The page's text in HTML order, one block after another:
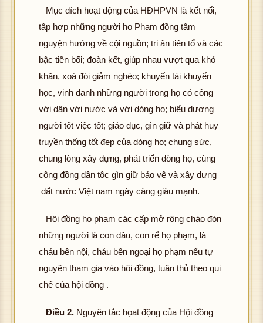
Mục đích hoạt động của HĐHPVN là kết nối,
tập hợp những người họ Phạm đồng tâm
nguyện hướng về cội nguồn; tri ân tiên tổ và các
bậc tiền bối; đoàn kết, giúp nhau vượt qua khó
khăn, xoá đói giảm nghèo; khuyến tài khuyến
học, vinh danh những người trong họ có công
với dân với nước và với dòng họ; biểu dương
người tốt việc tốt; giáo dục, gìn giữ và phát huy
truyền thống tốt đẹp của dòng họ; chung sức,
chung lòng xây dựng, phát triển dòng họ, cùng
cộng đồng dân tộc gìn giữ bảo vệ và xây dựng
đất nước Việt nam ngày càng giàu mạnh.
Hội đồng họ phạm các cấp mở rộng chào đón
những người là con dâu, con rể họ phạm, là
cháu bên nội, cháu bên ngoại họ phạm nếu tự
nguyện tham gia vào hội đồng, tuân thủ theo qui
chế của hội đồng .
Điều 2. Nguyên tắc họat động của Hội đồng